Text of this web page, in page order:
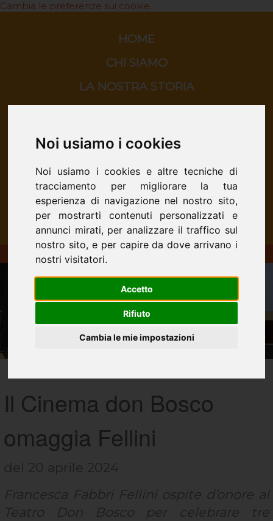
Noi usiamo i cookies
Noi usiamo i cookies e altre tecniche di
tracciamento per migliorare la tua
esperienza di navigazione nel nostro sito,
per mostrarti contenuti personalizzati e
annunci mirati, per analizzare il traffico sul
nostro sito, e per capire da dove arrivano i
nostri visitatori.
Accetto
Rifiuto
Cambia le mie impostazioni
Cambia le preferenze sui cookie.
HOME
CHI SIAMO
LA NOSTRA STORIA
ORATORIO
SCUOLA
CONTATTI
ORATORIO DON BOSCO - San Donà di Piave
Il Cinema don Bosco
omaggia Fellini
del 20 aprile 2024
Francesca Fabbri Fellini ospite d’onore al
Teatro Don Bosco per celebrare tre